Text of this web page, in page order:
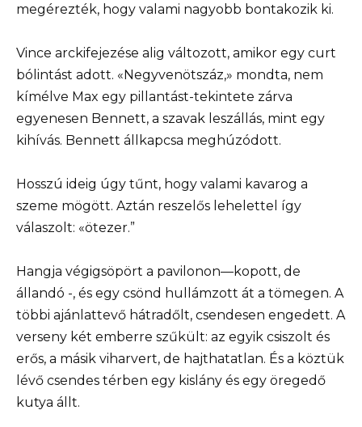
megérezték, hogy valami nagyobb bontakozik ki.
Vince arckifejezése alig változott, amikor egy curt
bólintást adott. «Negyvenötszáz,» mondta, nem
kímélve Max egy pillantást-tekintete zárva
egyenesen Bennett, a szavak leszállás, mint egy
kihívás. Bennett állkapcsa meghúzódott.
Hosszú ideig úgy tűnt, hogy valami kavarog a
szeme mögött. Aztán reszelős lehelettel így
válaszolt: «ötezer.”
Hangja végigsöpört a pavilonon—kopott, de
állandó -, és egy csönd hullámzott át a tömegen. A
többi ajánlattevő hátradőlt, csendesen engedett. A
verseny két emberre szűkült: az egyik csiszolt és
erős, a másik viharvert, de hajthatatlan. És a köztük
lévő csendes térben egy kislány és egy öregedő
kutya állt.